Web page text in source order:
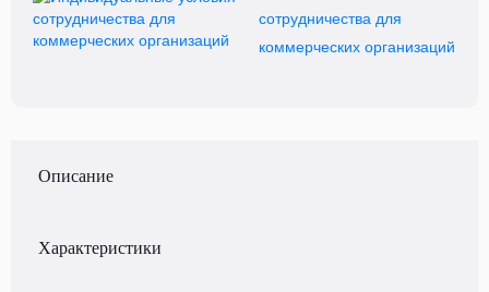
сотрудничества для
коммерческих организаций
Описание
Характеристики